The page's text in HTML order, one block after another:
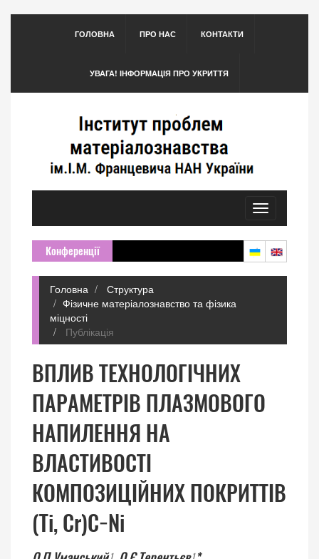
ГОЛОВНА ПРО НАС КОНТАКТИ
УВАГА! ІНФОРМАЦІЯ ПРО УКРИТТЯ
Toggle
navigation
Конференції
Головна
Структура
Фізичне матеріалознавство та фізика
міцності
Публікація
ВПЛИВ ТЕХНОЛОГІЧНИХ
ПАРАМЕТРІВ ПЛАЗМОВОГО
НАПИЛЕННЯ НА
ВЛАСТИВОСТІ
КОМПОЗИЦІЙНИХ ПОКРИТТІВ
(Ti, Cr)C−Ni
1 1